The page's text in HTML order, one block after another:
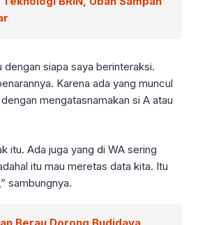
dengan siapa saya berinteraksi.
Karena ada yang muncul
mengatasnamakan si A atau
itu. Ada juga yang di WA sering
itu mau meretas data kita. Itu
sambungnya.